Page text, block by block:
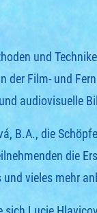
und
der Film- und
audiovisuelle
B.A., die
die
vieles mehr